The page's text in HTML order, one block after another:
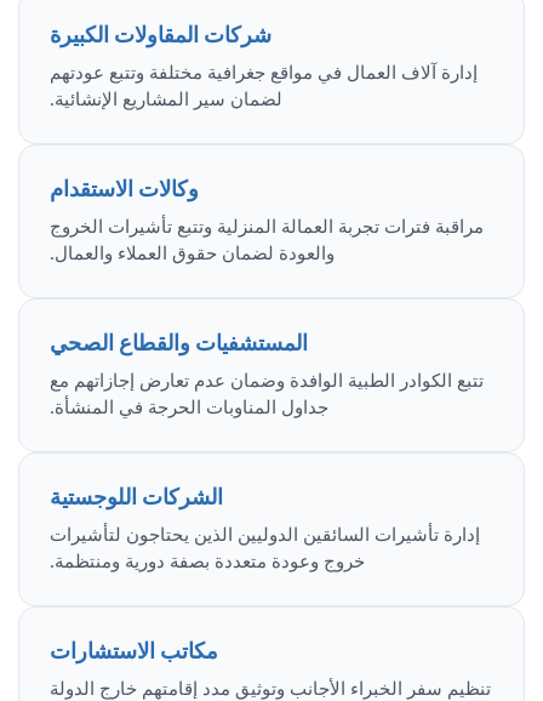
شركات المقاولات الكبيرة
إدارة آلاف العمال في مواقع جغرافية مختلفة وتتبع عودتهم
لضمان سير المشاريع الإنشائية.
وكالات الاستقدام
مراقبة فترات تجربة العمالة المنزلية وتتبع تأشيرات الخروج
والعودة لضمان حقوق العملاء والعمال.
المستشفيات والقطاع الصحي
تتبع الكوادر الطبية الوافدة وضمان عدم تعارض إجازاتهم مع
جداول المناوبات الحرجة في المنشأة.
الشركات اللوجستية
إدارة تأشيرات السائقين الدوليين الذين يحتاجون لتأشيرات
خروج وعودة متعددة بصفة دورية ومنتظمة.
مكاتب الاستشارات
تنظيم سفر الخبراء الأجانب وتوثيق مدد إقامتهم خارج الدولة